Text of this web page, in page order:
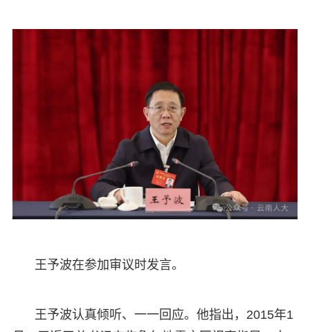
王予波在参加审议时发言。
王予波认真倾听、一一回应。他指出，2015年1